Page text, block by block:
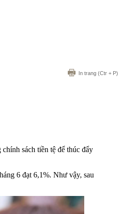
In trang (Ctr + P)
sách tiền tệ để thúc đẩy
6 đạt 6,1%. Như vậy, sau